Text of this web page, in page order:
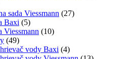
sada Viessmann (27)
Baxi (5)
Viessmann (10)
(49)
vody Baxi (4)